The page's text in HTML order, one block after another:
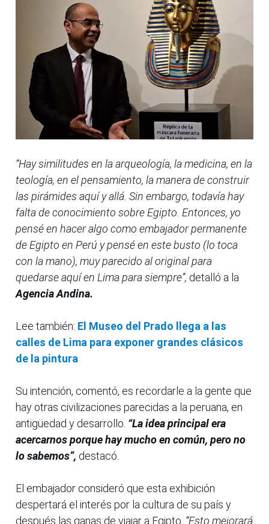
“Hay similitudes en la arqueología, la medicina, en la
teología, en el pensamiento, la manera de construir
las pirámides aquí y allá. Sin embargo, todavía hay
falta de conocimiento sobre Egipto. Entonces, yo
pensé en hacer algo como embajador permanente
de Egipto en Perú y pensé en este busto (lo toca
con la mano), muy parecido al original para
quedarse aquí en Lima para siempre”, detalló a la
Agencia Andina.
Lee también: El Museo del Prado llega a las
calles de Lima para exponer grandes clásicos
de la pintura
Su intención, comentó, es recordarle a la gente que
hay otras civilizaciones parecidas a la peruana, en
antigüedad y desarrollo. “La idea principal era
acercarnos porque hay mucho en común, pero no
lo sabemos”, destacó.
El embajador consideró que esta exhibición
despertará el interés por la cultura de su país y
después las ganas de viajar a Egipto. “Esto mejorará